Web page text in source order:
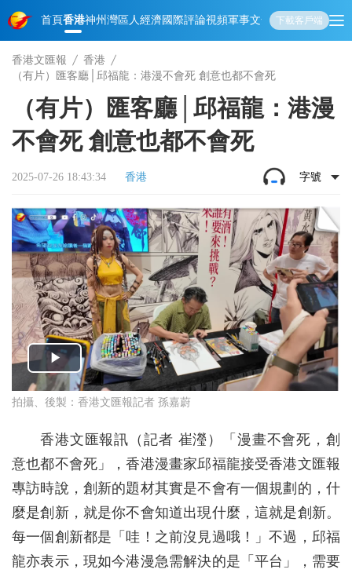
首頁香港神州 灣區人經濟國際評論視頻軍事文化 娛樂生活教育體
下載客戶端
香港文匯報
香港
（有片）匯客廳│邱福龍：港漫不會死 創意也都不會死
（有片）匯客廳│邱福龍：港漫
不會死 創意也都不會死
2025-07-26 18:43:34 香港 字號
拍攝、後製：香港文匯報記者 孫嘉蔚
香港文匯報訊（記者 崔瀅）「漫畫不會死，創
意也都不會死」，香港漫畫家邱福龍接受香港文匯報
專訪時說，創新的題材其實是不會有一個規劃的，什
麼是創新，就是你不會知道出現什麼，這就是創新。
每一個創新都是「哇！之前沒見過哦！」不過，邱福
龍亦表示，現如今港漫急需解決的是「平台」，需要